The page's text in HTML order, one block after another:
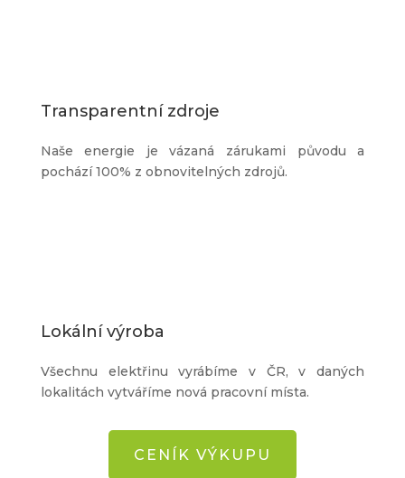
Transparentní zdroje
Naše energie je vázaná zárukami původu a
pochází 100% z obnovitelných zdrojů.
Lokální výroba
Všechnu elektřinu vyrábíme v ČR, v daných
lokalitách vytváříme nová pracovní místa.
CENÍK VÝKUPU